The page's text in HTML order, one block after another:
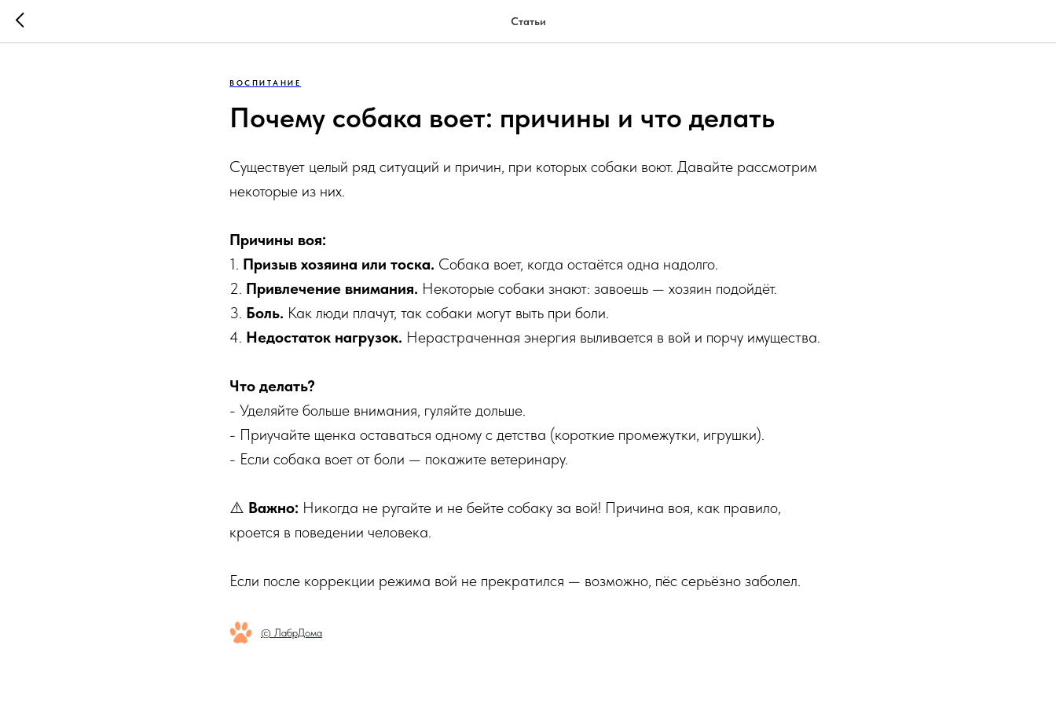
Статьи
ВОСПИТАНИЕ
Почему собака воет: причины и что делать
Существует целый ряд ситуаций и причин, при которых собаки воют. Давайте рассмотрим
некоторые из них.
Причины воя:
1. Призыв хозяина или тоска. Собака воет, когда остаётся одна надолго.
2. Привлечение внимания. Некоторые собаки знают: завоешь — хозяин подойдёт.
3. Боль. Как люди плачут, так собаки могут выть при боли.
4. Недостаток нагрузок. Нерастраченная энергия выливается в вой и порчу имущества.
Что делать?
- Уделяйте больше внимания, гуляйте дольше.
- Приучайте щенка оставаться одному с детства (короткие промежутки, игрушки).
- Если собака воет от боли — покажите ветеринару.
⚠️ Важно: Никогда не ругайте и не бейте собаку за вой! Причина воя, как правило,
кроется в поведении человека.
Если после коррекции режима вой не прекратился — возможно, пёс серьёзно заболел.
© ЛабрДома